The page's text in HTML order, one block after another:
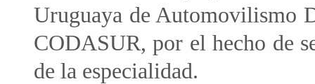
Uruguaya de Automovilismo
CODASUR, por el hecho de
de la especialidad.